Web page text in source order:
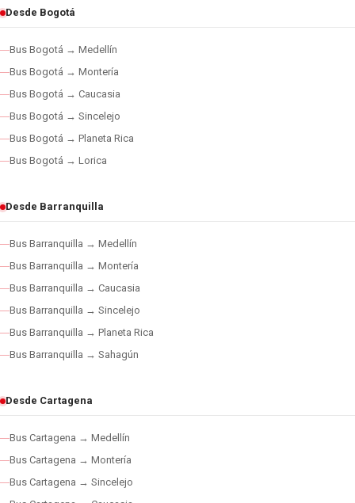
Desde Bogotá
Bus Bogotá → Medellín
Bus Bogotá → Montería
Bus Bogotá → Caucasia
Bus Bogotá → Sincelejo
Bus Bogotá → Planeta Rica
Bus Bogotá → Lorica
Desde Barranquilla
Bus Barranquilla → Medellín
Bus Barranquilla → Montería
Bus Barranquilla → Caucasia
Bus Barranquilla → Sincelejo
Bus Barranquilla → Planeta Rica
Bus Barranquilla → Sahagún
Desde Cartagena
Bus Cartagena → Medellín
Bus Cartagena → Montería
Bus Cartagena → Sincelejo